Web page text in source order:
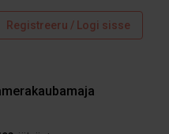
Registreeru / Logi sisse